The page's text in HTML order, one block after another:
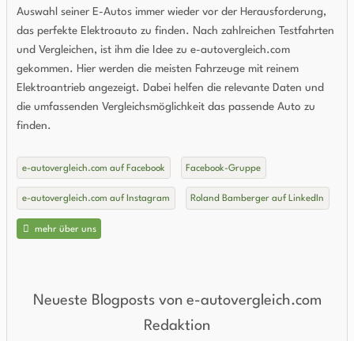
Auswahl seiner E-Autos immer wieder vor der Herausforderung,
das perfekte Elektroauto zu finden. Nach zahlreichen Testfahrten
und Vergleichen, ist ihm die Idee zu e-autovergleich.com
gekommen. Hier werden die meisten Fahrzeuge mit reinem
Elektroantrieb angezeigt. Dabei helfen die relevante Daten und
die umfassenden Vergleichsmöglichkeit das passende Auto zu
finden.
e-autovergleich.com auf Facebook Facebook-Gruppe
e-autovergleich.com auf Instagram Roland Bamberger auf LinkedIn
mehr über uns
Neueste Blogposts von e-autovergleich.com
Redaktion